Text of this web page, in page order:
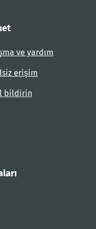
ve yardım
erişim
bildirin